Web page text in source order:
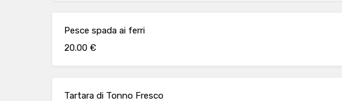
Pesce spada ai ferri
20.00 €
Tartara di Tonno Fresco